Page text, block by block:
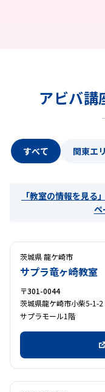
アビバ講
すべて 関東エ
「教室の情報を見る
ペ
茨城県 龍ケ崎市
サプラ竜ヶ崎教室
〒301-0044
茨城県龍ケ崎市小柴5-1-2
サプラモール1階